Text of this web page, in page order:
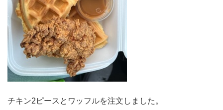
チキン2ピースとワッフルを注文しました。